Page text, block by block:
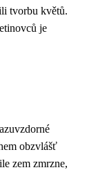
tvorbu květů.
je
obzvlášť
zem zmrzne,